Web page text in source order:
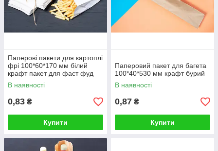
Паперові пакети для картоплі
фрі 100*60*170 мм білий
крафт пакет для фаст фуд
В наявності
0,83 ₴
Купити
Паперовий пакет для багета
100*40*530 мм крафт бурий
В наявності
0,87 ₴
Купити